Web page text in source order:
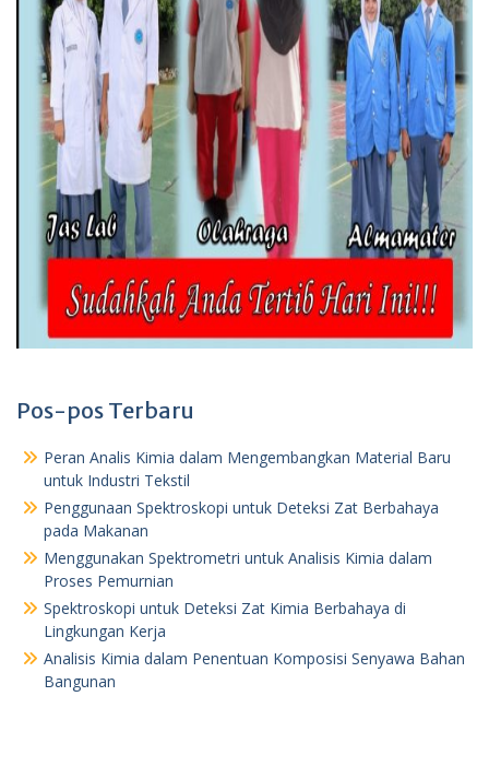
Pos-pos Terbaru
Peran Analis Kimia dalam Mengembangkan Material Baru
untuk Industri Tekstil
Penggunaan Spektroskopi untuk Deteksi Zat Berbahaya
pada Makanan
Menggunakan Spektrometri untuk Analisis Kimia dalam
Proses Pemurnian
Spektroskopi untuk Deteksi Zat Kimia Berbahaya di
Lingkungan Kerja
Analisis Kimia dalam Penentuan Komposisi Senyawa Bahan
Bangunan